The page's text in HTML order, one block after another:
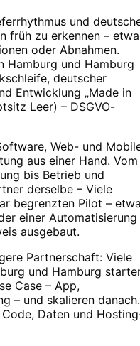
und
früh zu erkennen – etwa
oder Abnahmen.
Hamburg und Hamburg
deutscher
Entwicklung „Made in
Leer) – DSGVO-
Web- und
aus einer Hand. Vom
bis Betrieb und
derselbe – Viele
begrenzten Pilot –
einer Automatisierung
ausgebaut.
Partnerschaft: Viele
und Hamburg
Case – App,
– und skalieren danach.
Daten und